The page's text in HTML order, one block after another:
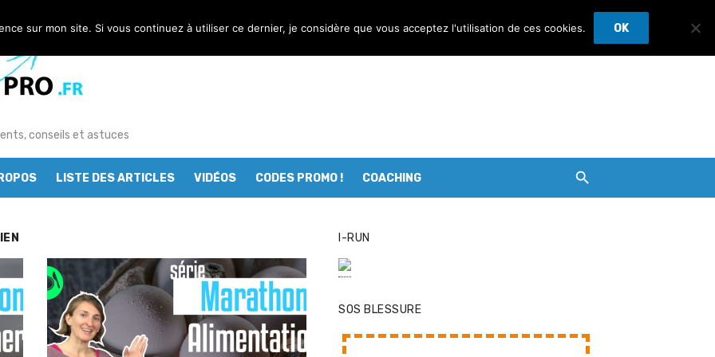
: les départements tests
le réussir à coup sûr ?
à pied ?
en course à pied
à pied ?
à bannir
de chaussure de trail « NNormal »
conseils et astuces
LISTE DES ARTICLES VIDÉOS CODES PROMO ! COACHING
I-RUN
SOS BLESSURE
sur mon site. Si vous continuez à utiliser ce dernier, je considère que vous acceptez l'utilisation de ces cookies. OK